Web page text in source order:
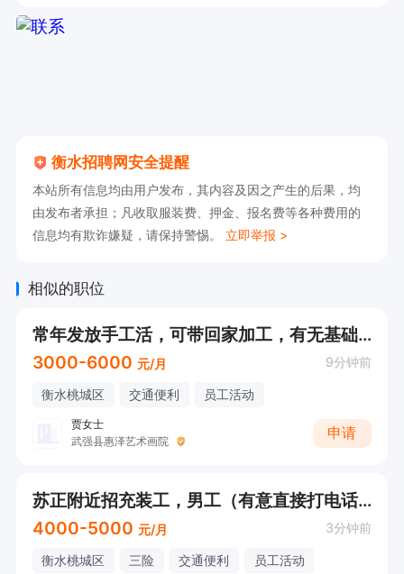
衡水招聘网安全提醒
本站所有信息均由用户发布，其内容及因之产生的后果，均
由发布者承担；凡收取服装费、押金、报名费等各种费用的
信息均有欺诈嫌疑，请保持警惕。 立即举报 >
相似的职位
常年发放手工活，可带回家加工，有无基础均可
3000-6000 元/月 9分钟前
衡水桃城区 交通便利 员工活动
贾女士
武强县惠泽艺术画院
申请
苏正附近招充装工，男工（有意直接打电话）
4000-5000 元/月 3分钟前
衡水桃城区 三险 交通便利 员工活动